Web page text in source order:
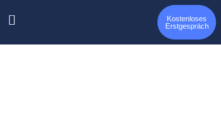
Kostenloses
Erstgespräch